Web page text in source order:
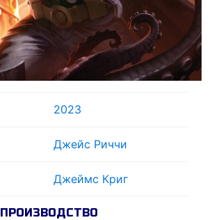
2023
Джейс Риччи
Джеймс Криг
ПРОИЗВОДСТВО